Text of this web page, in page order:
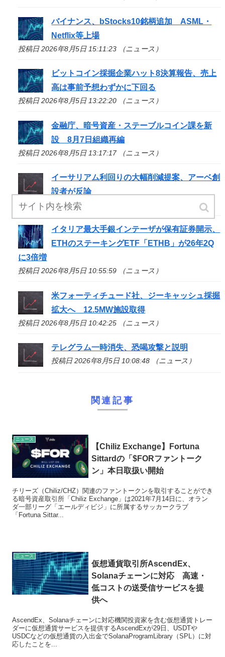
バイナンス、bStocks10銘柄追加 ASML・
Netflix等上場
投稿日 2026年8月5日 15:11:23 （ニュース）
ビットコイン採掘企業ハット8決算報告、売上
高は事前予想わずかに下回る
投稿日 2026年8月5日 13:22:20 （ニュース）
金融庁、暗号資産・ステーブルコイン課を新
設 8月7日組織再編
投稿日 2026年8月5日 13:17:17 （ニュース）
イーサリアム利回りの大幅削減提案、アーベ創
設者が反論
投稿日 2026年8月5日 12:30:58 （ニュース）
イタリア最大手銀インテーザが保有証券開示、
ETHのステーキングETF「ETHB」が26年2Q
に3倍増
投稿日 2026年8月5日 10:55:59 （ニュース）
米フォーティチュード社、ジーキャッシュ採掘
拡大へ 12.5MW施設取得
投稿日 2026年8月5日 10:42:25 （ニュース）
テレグラム一時消失、恐喝攻撃と説明
投稿日 2026年8月5日 10:08:48 （ニュース）
関連記事
ニュース
【Chiliz Exchange】Fortuna
Sittardの「$FORファントーク
ン」本日取扱い開始
チリーズ（Chiliz/CHZ）関連のファントークンを取引することができ
る暗号資産取引所「Chiliz Exchange」は2021年7月14日に、オラン
ダ一部リーグ「エールディビジ」に所属するサッカークラブ
「Fortuna Sittar...
ニュース
仮想通貨取引所AscendEx、
Solanaチェーンに対応 高速・
低コストの送受信サービスを提
供へ
AscendEx、Solanaチェーンに対応機関投資家を含む仮想通貨トレー
ダーに仮想通貨サービスを提供するAscendExが29日、USDTや
USDCなどの仮想通貨の入出金でSolanaProgramLibrary（SPL）に対
応したことを...